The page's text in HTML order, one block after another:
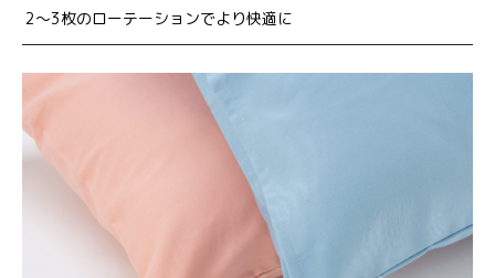
2～3枚のローテーションでより快適に